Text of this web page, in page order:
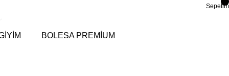
Sepetim
BOLESA PREMİUM